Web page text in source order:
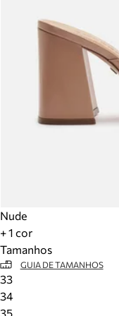
Nude
+ 1 cor
Tamanhos
GUIA DE TAMANHOS
33
34
35